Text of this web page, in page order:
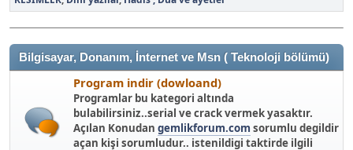
Bilgisayar, Donanım, İnternet ve Msn ( Teknoloji bölümü)
Program indir (dowloand)
Programlar bu kategori altında
bulabilirsiniz..serial ve crack vermek yasaktır.
Açılan Konudan gemlikforum.com sorumlu degildir
açan kişi sorumludur.. istenildigi taktirde ilgili